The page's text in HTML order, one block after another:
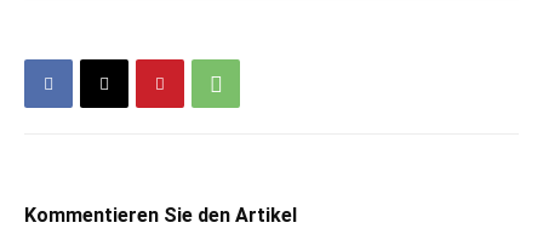
Kommentieren Sie den Artikel